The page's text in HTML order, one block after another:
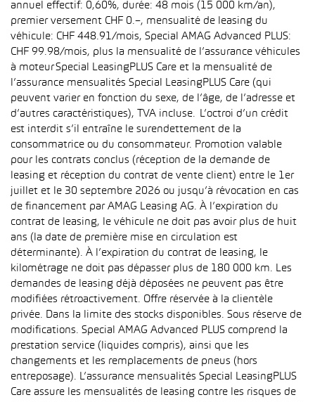
annuel effectif: 0,60%, durée: 48 mois (15 000 km/an),
premier versement CHF 0.–, mensualité de leasing du
véhicule: CHF 448.91/mois, Special AMAG Advanced PLUS:
CHF 99.98/mois, plus la mensualité de l’assurance véhicules
à moteur Special LeasingPLUS Care et la mensualité de
l’assurance mensualités Special LeasingPLUS Care (qui
peuvent varier en fonction du sexe, de l’âge, de l’adresse et
d’autres caractéristiques), TVA incluse. L’octroi d’un crédit
est interdit s’il entraîne le surendettement de la
consommatrice ou du consommateur. Promotion valable
pour les contrats conclus (réception de la demande de
leasing et réception du contrat de vente client) entre le 1er
juillet et le 30 septembre 2026 ou jusqu’à révocation en cas
de financement par AMAG Leasing AG. À l’expiration du
contrat de leasing, le véhicule ne doit pas avoir plus de huit
ans (la date de première mise en circulation est
déterminante). À l’expiration du contrat de leasing, le
kilométrage ne doit pas dépasser plus de 180 000 km. Les
demandes de leasing déjà déposées ne peuvent pas être
modifiées rétroactivement. Offre réservée à la clientèle
privée. Dans la limite des stocks disponibles. Sous réserve de
modifications. Special AMAG Advanced PLUS comprend la
prestation service (liquides compris), ainsi que les
changements et les remplacements de pneus (hors
entreposage). L’assurance mensualités Special LeasingPLUS
Care assure les mensualités de leasing contre les risques de